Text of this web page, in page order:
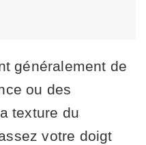
généralement de
ou des
texture du
votre doigt